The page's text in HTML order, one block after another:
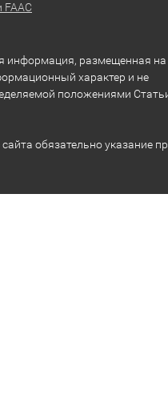
информация, размещенная на
характер и не
положениями
обязательно указание